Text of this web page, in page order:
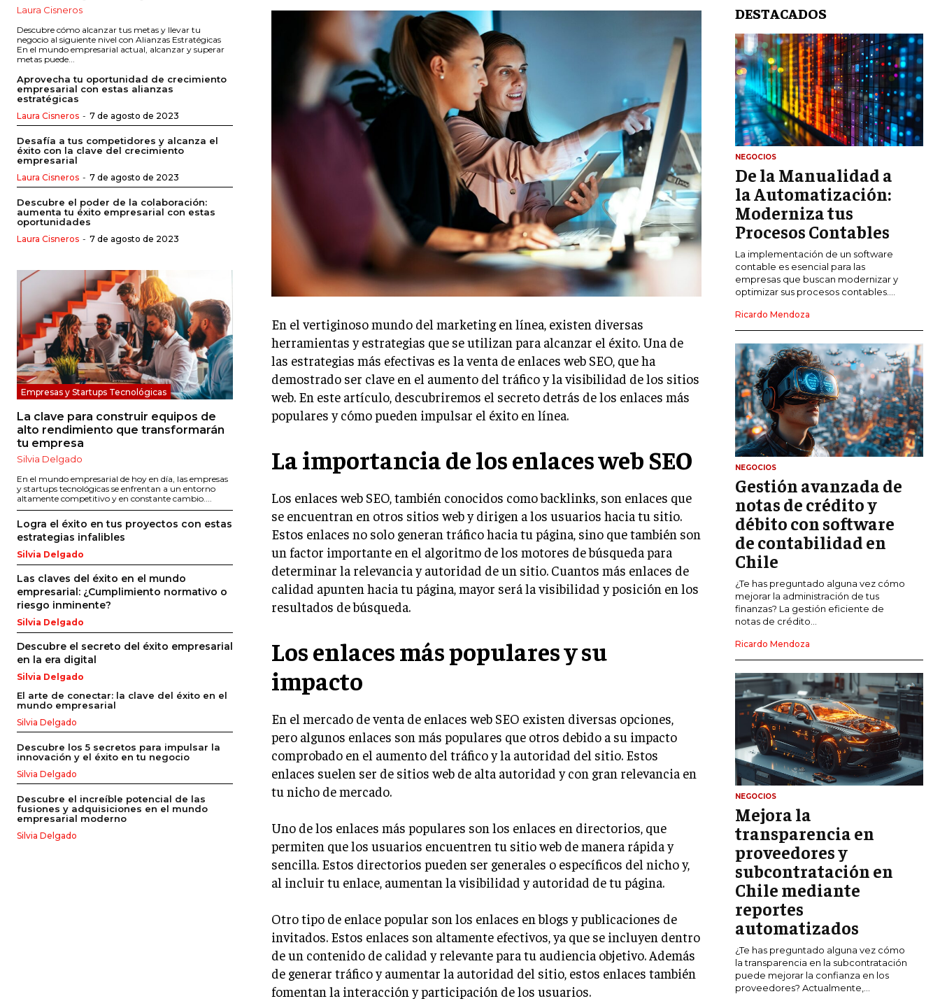
LIFESTYLE
MARKETING
ESTRATEGIAS DE MARKETING
AGENCIAS DE POSICIONAMIENTO WEB
SEO
VENTA DE ENLACES
MARKETING DIGITAL
PUBLICIDAD
VENTAS Y PERSUASIÓN
GESTIÓN DE PRODUCTOS
COMUNICACIÓN CORPORATIVA
GESTIÓN DE MARCA
INVESTIGACIÓN DE MERCADO
ANÁLISIS DE COMPETENCIA
GESTIÓN DE CLIENTES
EMPRENDIMIENTO
INNOVACIÓN EMPRESARIAL
GESTIÓN DEL CAMBIO
LIDERAZGO
EMPRENDIMIENTO
PLANIFICACIÓN EMPRESARIAL
FINANZAS
FINANZAS Y CONTABILIDAD
GESTIÓN DE RECURSOS FINANCIEROS
INVERSIONES Y MERCADOS FINANCIEROS
CONTABILIDAD EMPRESARIAL
ECONOMÍA EMPRESARIAL
INTERNACIONAL
NEGOCIOS INTERNACIONALES
COMERCIO INTERNACIONAL
EXPANSIÓN GLOBAL
Laura Cisneros
Descubre cómo alcanzar tus metas y llevar tu
negocio al siguiente nivel con Alianzas Estratégicas
En el mundo empresarial actual, alcanzar y superar
metas puede...
Aprovecha tu oportunidad de crecimiento
empresarial con estas alianzas
estratégicas
Laura Cisneros - 7 de agosto de 2023
Desafía a tus competidores y alcanza el
éxito con la clave del crecimiento
empresarial
Laura Cisneros - 7 de agosto de 2023
Descubre el poder de la colaboración:
aumenta tu éxito empresarial con estas
oportunidades
Laura Cisneros - 7 de agosto de 2023
Empresas y Startups Tecnológicas
La clave para construir equipos de
alto rendimiento que transformarán
tu empresa
Silvia Delgado
En el mundo empresarial de hoy en día, las empresas
y startups tecnológicas se enfrentan a un entorno
altamente competitivo y en constante cambio....
Logra el éxito en tus proyectos con estas
estrategias infalibles
Silvia Delgado
Las claves del éxito en el mundo
empresarial: ¿Cumplimiento normativo o
riesgo inminente?
Silvia Delgado
Descubre el secreto del éxito empresarial
en la era digital
Silvia Delgado
El arte de conectar: la clave del éxito en el
mundo empresarial
Silvia Delgado
Descubre los 5 secretos para impulsar la
innovación y el éxito en tu negocio
Silvia Delgado
Descubre el increíble potencial de las
fusiones y adquisiciones en el mundo
empresarial moderno
Silvia Delgado
En el vertiginoso mundo del marketing en línea, existen diversas
herramientas y estrategias que se utilizan para alcanzar el éxito. Una de
las estrategias más efectivas es la venta de enlaces web SEO, que ha
demostrado ser clave en el aumento del tráfico y la visibilidad de los sitios
web. En este artículo, descubriremos el secreto detrás de los enlaces más
populares y cómo pueden impulsar el éxito en línea.
La importancia de los enlaces web SEO
Los enlaces web SEO, también conocidos como backlinks, son enlaces que
se encuentran en otros sitios web y dirigen a los usuarios hacia tu sitio.
Estos enlaces no solo generan tráfico hacia tu página, sino que también son
un factor importante en el algoritmo de los motores de búsqueda para
determinar la relevancia y autoridad de un sitio. Cuantos más enlaces de
calidad apunten hacia tu página, mayor será la visibilidad y posición en los
resultados de búsqueda.
Los enlaces más populares y su
impacto
En el mercado de venta de enlaces web SEO existen diversas opciones,
pero algunos enlaces son más populares que otros debido a su impacto
comprobado en el aumento del tráfico y la autoridad del sitio. Estos
enlaces suelen ser de sitios web de alta autoridad y con gran relevancia en
tu nicho de mercado.
Uno de los enlaces más populares son los enlaces en directorios, que
permiten que los usuarios encuentren tu sitio web de manera rápida y
sencilla. Estos directorios pueden ser generales o específicos del nicho y,
al incluir tu enlace, aumentan la visibilidad y autoridad de tu página.
Otro tipo de enlace popular son los enlaces en blogs y publicaciones de
invitados. Estos enlaces son altamente efectivos, ya que se incluyen dentro
de un contenido de calidad y relevante para tu audiencia objetivo. Además
de generar tráfico y aumentar la autoridad del sitio, estos enlaces también
fomentan la interacción y participación de los usuarios.
DESTACADOS
NEGOCIOS
De la Manualidad a
la Automatización:
Moderniza tus
Procesos Contables
La implementación de un software
contable es esencial para las
empresas que buscan modernizar y
optimizar sus procesos contables....
Ricardo Mendoza
NEGOCIOS
Gestión avanzada de
notas de crédito y
débito con software
de contabilidad en
Chile
¿Te has preguntado alguna vez cómo
mejorar la administración de tus
finanzas? La gestión eficiente de
notas de crédito...
Ricardo Mendoza
NEGOCIOS
Mejora la
transparencia en
proveedores y
subcontratación en
Chile mediante
reportes
automatizados
¿Te has preguntado alguna vez cómo
la transparencia en la subcontratación
puede mejorar la confianza en los
proveedores? Actualmente,...